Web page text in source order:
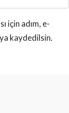
için adım, e-
kaydedilsin.